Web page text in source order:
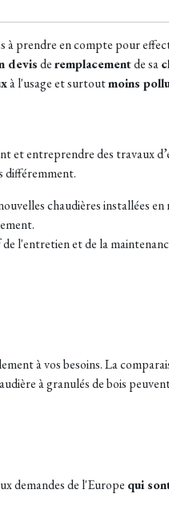
à prendre en compte pour
devisderemplacementde sa
à l'usage et surtoutmoins
entreprendre des travaux
différemment.
chaudières installées
l'entretien et de la
à vos besoins. La
à granulés de bois
demandes de l'Europe qui